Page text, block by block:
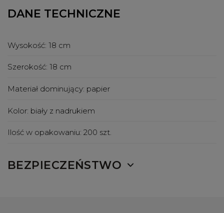
DANE TECHNICZNE
Wysokość: 18 cm
Szerokość: 18 cm
Materiał dominujący: papier
Kolor: biały z nadrukiem
Ilość w opakowaniu: 200 szt.
BEZPIECZEŃSTWO